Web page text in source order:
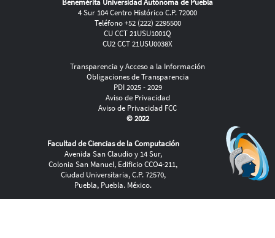
4 Sur 104 Centro Histórico C.P. 72000
Teléfono +52 (222) 2295500
CU CCT 21USU1001Q
CU2 CCT 21USU0038X
Transparencia y Acceso a la Información
Obligaciones de Transparencia
PDI 2025 - 2029
Aviso de Privacidad
Aviso de Privacidad FCC
© 2022
Facultad de Ciencias de la Computación
Avenida San Claudio y 14 Sur,
Colonia San Manuel, Edificio CCO4-211,
Ciudad Universitaria, C.P. 72570,
Puebla, Puebla. México.